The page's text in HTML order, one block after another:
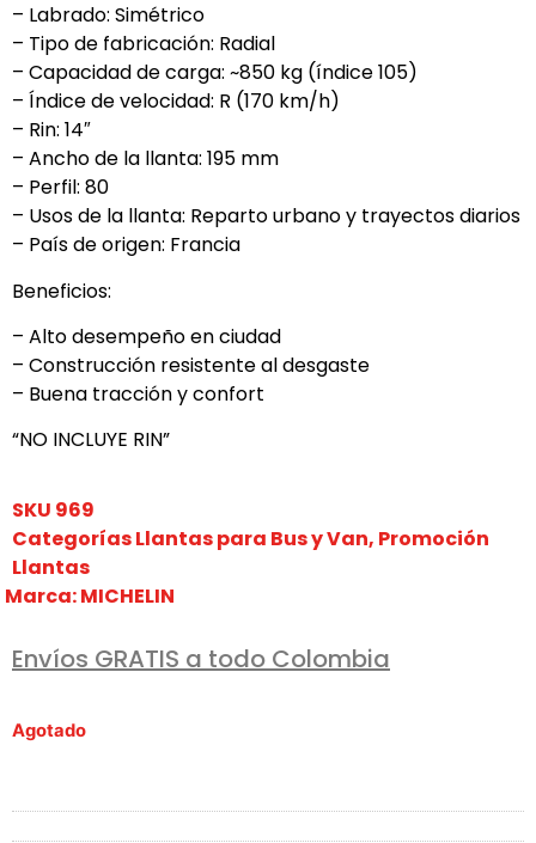
– Labrado: Simétrico
– Tipo de fabricación: Radial
– Capacidad de carga: ~850 kg (índice 105)
– Índice de velocidad: R (170 km/h)
– Rin: 14″
– Ancho de la llanta: 195 mm
– Perfil: 80
– Usos de la llanta: Reparto urbano y trayectos diarios
– País de origen: Francia
Beneficios:
– Alto desempeño en ciudad
– Construcción resistente al desgaste
– Buena tracción y confort
“NO INCLUYE RIN”
SKU 969
CategoríasLlantas para Bus y Van, Promoción
Llantas
Marca:MICHELIN
Envíos GRATIS a todo Colombia
Agotado